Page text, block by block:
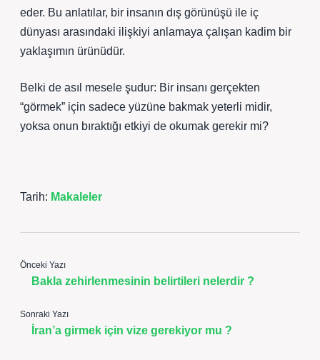
eder. Bu anlatılar, bir insanın dış görünüşü ile iç
dünyası arasındaki ilişkiyi anlamaya çalışan kadim bir
yaklaşımın ürünüdür.
Belki de asıl mesele şudur: Bir insanı gerçekten
“görmek” için sadece yüzüne bakmak yeterli midir,
yoksa onun bıraktığı etkiyi de okumak gerekir mi?
Tarih: Makaleler
Önceki Yazı
Bakla zehirlenmesinin belirtileri nelerdir ?
Sonraki Yazı
İran’a girmek için vize gerekiyor mu ?